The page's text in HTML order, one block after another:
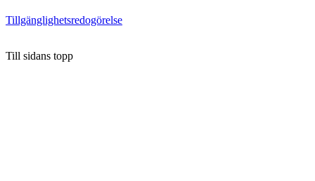
Tillgänglighetsredogörelse
Till sidans topp